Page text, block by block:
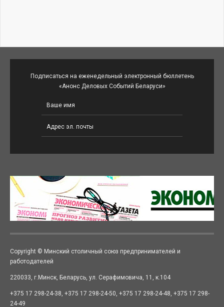
Подписаться на еженедельный электронный бюллетень
«Анонс Деловых Событий Беларуси»
Copyright © Минский столичный союз предпринимателей и
работодателей
220033, г.Минск, Беларусь, ул. Серафимовича, 11, к.104
+375 17 298-24-38, +375 17 298-24-50, +375 17 298-24-48, +375 17 298-
24-49